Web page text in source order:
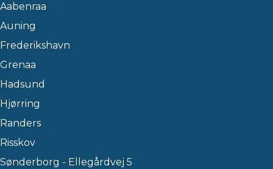
Aabenraa
Auning
Frederikshavn
Grenaa
Hadsund
Hjørring
Randers
Risskov
Sønderborg - Ellegårdvej 5